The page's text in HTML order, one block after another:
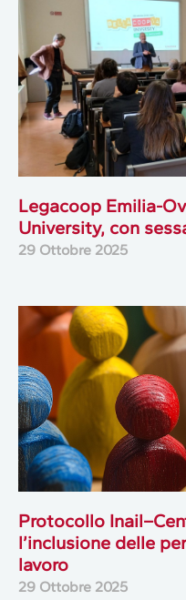
Legacoop Emilia-
University, con
29 Ottobre 2025
Protocollo
l’inclusione delle
lavoro
29 Ottobre 2025